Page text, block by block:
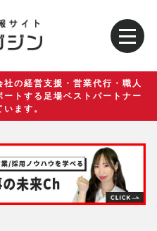
の経営支援・営業代行・職人
トする足場ベストパートナー
ます。